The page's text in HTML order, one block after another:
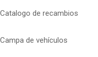
Catalogo de recambios
Campa de vehículos